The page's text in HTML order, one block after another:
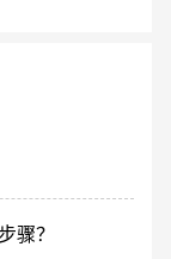
骤？